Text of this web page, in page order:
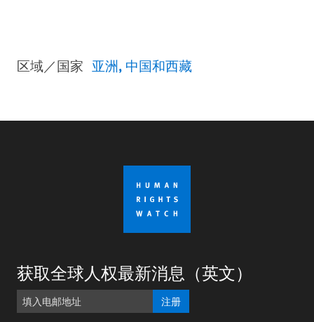
区域／国家 亚洲 中国和西藏
获取全球人权最新消息（英文）
注册